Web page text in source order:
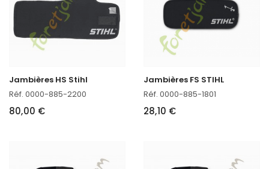
Jambières HS Stihl
Réf. 0000-885-2200
80,00 €
Jambières FS STIHL
Réf. 0000-885-1801
28,10 €